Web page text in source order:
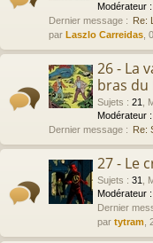
Modérateur :
Dernier message : Re:
par Laszlo Carreidas ,
26 - La
bras du
Sujets : 21
Modérateur :
Dernier message : Re:
27 - Le
Sujets : 31
Modérateur :
Dernier
par tytram